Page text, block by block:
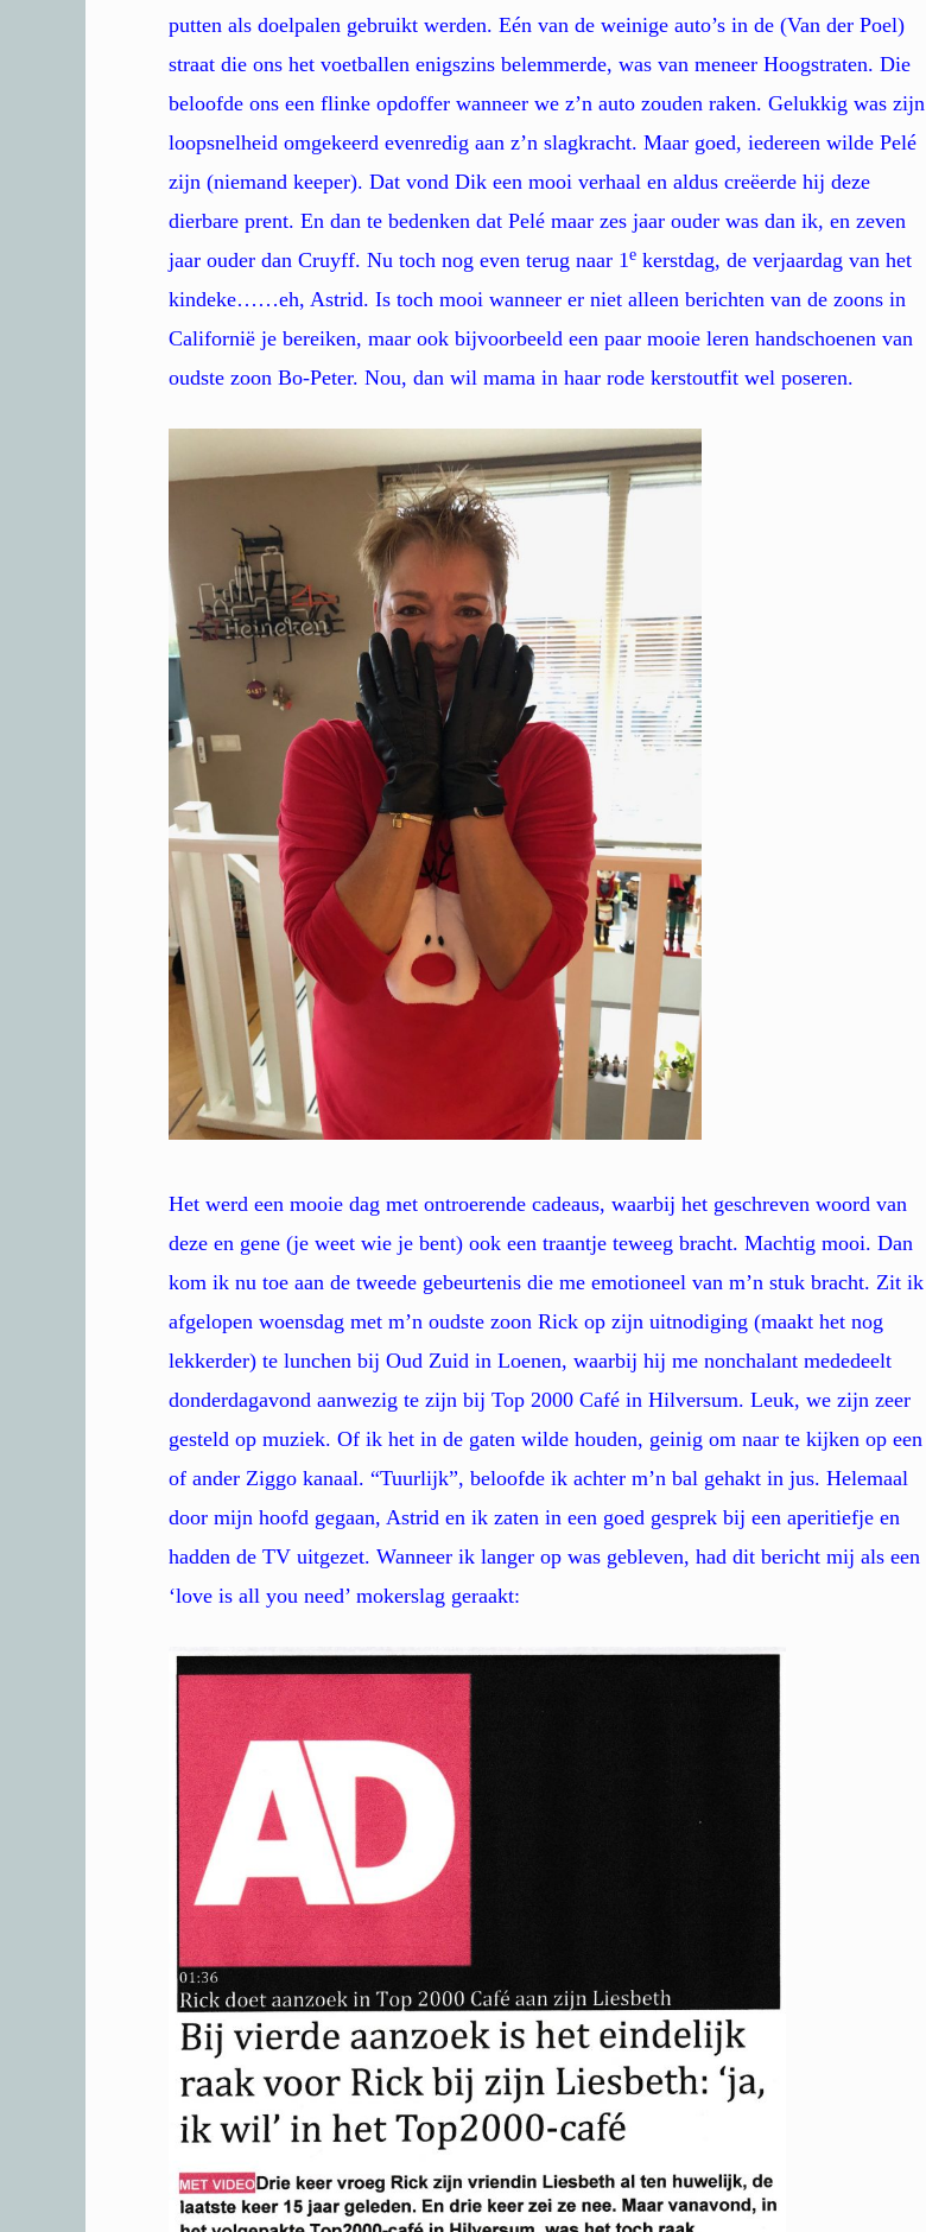
putten als doelpalen gebruikt werden. Eén van de weinige auto’s in de (Van der Poel)
straat die ons het voetballen enigszins belemmerde, was van meneer Hoogstraten. Die
beloofde ons een flinke opdoffer wanneer we z’n auto zouden raken. Gelukkig was zijn
loopsnelheid omgekeerd evenredig aan z’n slagkracht. Maar goed, iedereen wilde Pelé
zijn (niemand keeper). Dat vond Dik een mooi verhaal en aldus creëerde hij deze
dierbare prent. En dan te bedenken dat Pelé maar zes jaar ouder was dan ik, en zeven
jaar ouder dan Cruyff. Nu toch nog even terug naar 1e kerstdag, de verjaardag van het
kindeke……eh, Astrid. Is toch mooi wanneer er niet alleen berichten van de zoons in
Californië je bereiken, maar ook bijvoorbeeld een paar mooie leren handschoenen van
oudste zoon Bo-Peter. Nou, dan wil mama in haar rode kerstoutfit wel poseren.
Het werd een mooie dag met ontroerende cadeaus, waarbij het geschreven woord van
deze en gene (je weet wie je bent) ook een traantje teweeg bracht. Machtig mooi. Dan
kom ik nu toe aan de tweede gebeurtenis die me emotioneel van m’n stuk bracht. Zit ik
afgelopen woensdag met m’n oudste zoon Rick op zijn uitnodiging (maakt het nog
lekkerder) te lunchen bij Oud Zuid in Loenen, waarbij hij me nonchalant mededeelt
donderdagavond aanwezig te zijn bij Top 2000 Café in Hilversum. Leuk, we zijn zeer
gesteld op muziek. Of ik het in de gaten wilde houden, geinig om naar te kijken op een
of ander Ziggo kanaal. “Tuurlijk”, beloofde ik achter m’n bal gehakt in jus. Helemaal
door mijn hoofd gegaan, Astrid en ik zaten in een goed gesprek bij een aperitiefje en
hadden de TV uitgezet. Wanneer ik langer op was gebleven, had dit bericht mij als een
‘love is all you need’ mokerslag geraakt: